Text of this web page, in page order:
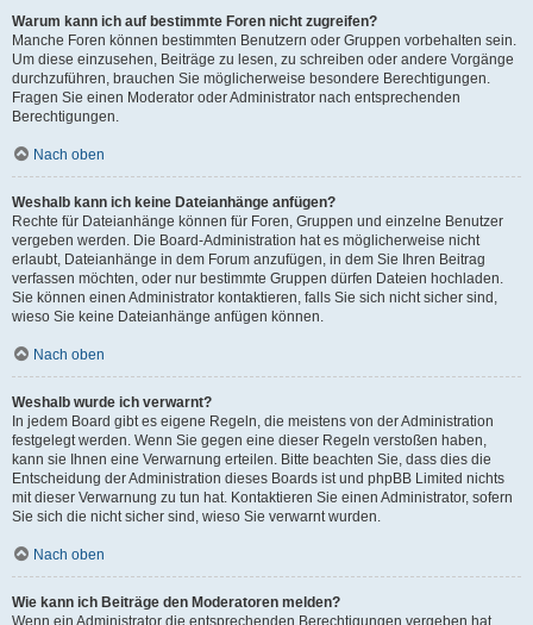
Warum kann ich auf bestimmte Foren nicht zugreifen?
Manche Foren können bestimmten Benutzern oder Gruppen vorbehalten sein.
Um diese einzusehen, Beiträge zu lesen, zu schreiben oder andere Vorgänge
durchzuführen, brauchen Sie möglicherweise besondere Berechtigungen.
Fragen Sie einen Moderator oder Administrator nach entsprechenden
Berechtigungen.
Nach oben
Weshalb kann ich keine Dateianhänge anfügen?
Rechte für Dateianhänge können für Foren, Gruppen und einzelne Benutzer
vergeben werden. Die Board-Administration hat es möglicherweise nicht
erlaubt, Dateianhänge in dem Forum anzufügen, in dem Sie Ihren Beitrag
verfassen möchten, oder nur bestimmte Gruppen dürfen Dateien hochladen.
Sie können einen Administrator kontaktieren, falls Sie sich nicht sicher sind,
wieso Sie keine Dateianhänge anfügen können.
Nach oben
Weshalb wurde ich verwarnt?
In jedem Board gibt es eigene Regeln, die meistens von der Administration
festgelegt werden. Wenn Sie gegen eine dieser Regeln verstoßen haben,
kann sie Ihnen eine Verwarnung erteilen. Bitte beachten Sie, dass dies die
Entscheidung der Administration dieses Boards ist und phpBB Limited nichts
mit dieser Verwarnung zu tun hat. Kontaktieren Sie einen Administrator, sofern
Sie sich die nicht sicher sind, wieso Sie verwarnt wurden.
Nach oben
Wie kann ich Beiträge den Moderatoren melden?
Wenn ein Administrator die entsprechenden Berechtigungen vergeben hat,